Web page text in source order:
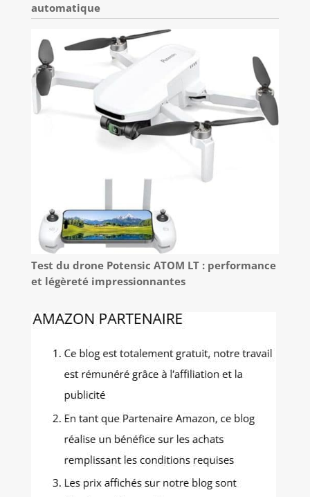
automatique
Test du drone Potensic ATOM LT : performance
et légèreté impressionnantes